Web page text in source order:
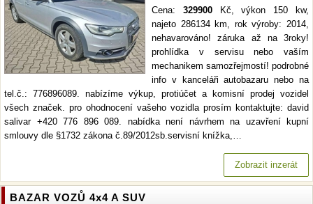
Cena: 329900Kč, výkon 150 kw,
najeto 286134 km, rok výroby: 2014,
nehavarováno! záruka až na 3roky!
prohlídka v servisu nebo vaším
mechanikem samozřejmostí! podrobné
info v kanceláři autobazaru nebo na
tel.č.: 776896089. nabízíme výkup, protiúčet a komisní prodej vozidel
všech značek. pro ohodnocení vašeho vozidla prosím kontaktujte: david
salivar +420 776 896 089. nabídka není návrhem na uzavření kupní
smlouvy dle §1732 zákona č.89/2012sb.servisní knížka,…
Zobrazit inzerát
BAZAR VOZŮ 4x4 A SUV